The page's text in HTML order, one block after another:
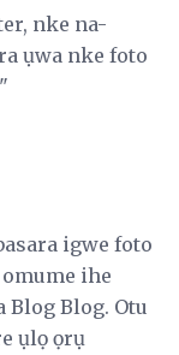
nke na-
ụwa nke foto
igwe foto
ihe
Blog. Otu
ụlọ ọrụ